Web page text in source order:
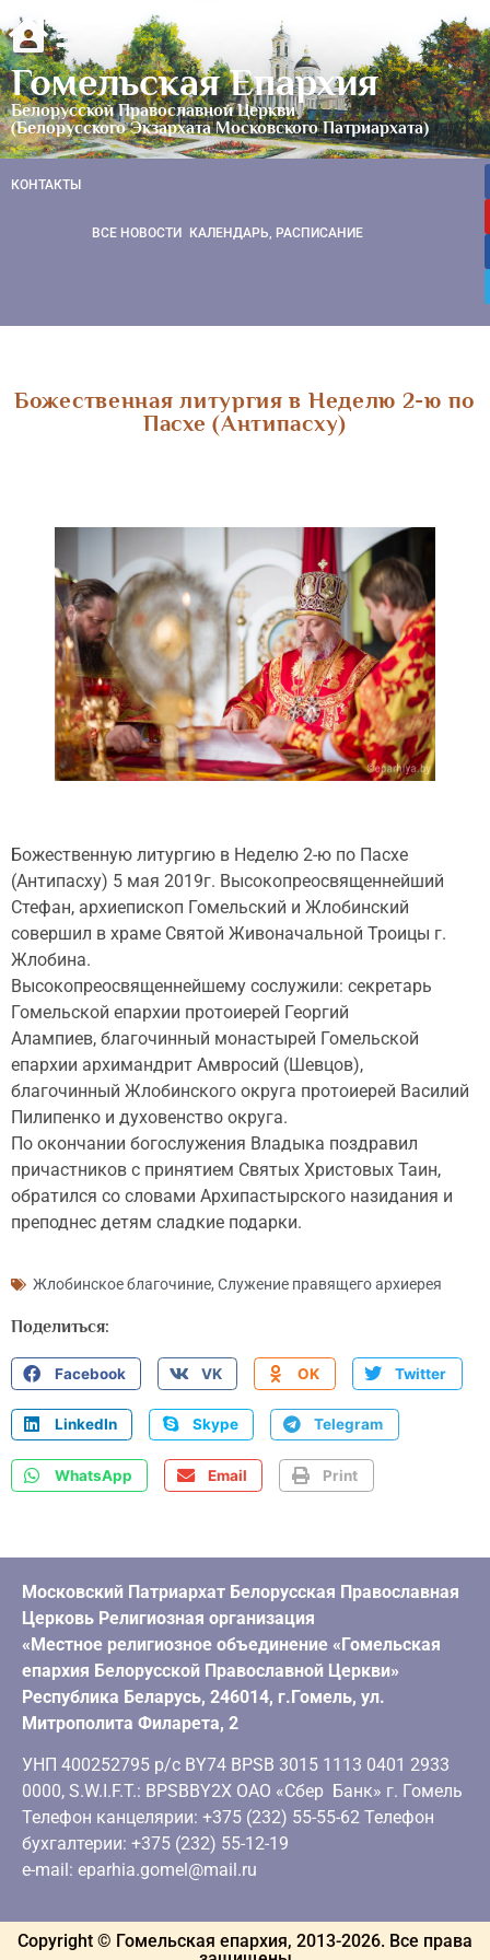
Гомельская Епархия
Белорусской Православной Церкви
(Белорусского Экзархата Московского Патриархата)
КОНТАКТЫ
ВСЕ НОВОСТИ КАЛЕНДАРЬ, РАСПИСАНИЕ
Божественная литургия в Неделю 2-ю по
Пасхе (Антипасху)
Божественную литургию в Неделю 2-ю по Пасхе
(Антипасху) 5 мая 2019г. Высокопреосвященнейший
Стефан, архиепископ Гомельский и Жлобинский
совершил в храме Святой Живоначальной Троицы г.
Жлобина.
Высокопреосвященнейшему сослужили: секретарь
Гомельской епархии протоиерей Георгий
Алампиев, благочинный монастырей Гомельской
епархии архимандрит Амвросий (Шевцов),
благочинный Жлобинского округа протоиерей Василий
Пилипенко и духовенство округа.
По окончании богослужения Владыка поздравил
причастников с принятием Святых Христовых Таин,
обратился со словами Архипастырского назидания и
преподнес детям сладкие подарки.
Жлобинское благочиние, Служение правящего архиерея
Поделиться:
Facebook VK OK Twitter
LinkedIn Skype Telegram
WhatsApp Email Print
Московский Патриархат Белорусская Православная
Церковь Религиозная организация
«Местное религиозное объединение «Гомельская
епархия Белорусской Православной Церкви»
Республика Беларусь, 246014, г.Гомель, ул.
Митрополита Филарета, 2
УНП 400252795 р/с BY74 BPSB 3015 1113 0401 2933
0000, S.W.I.F.T.: BPSBBY2X ОАО «Сбер Банк» г. Гомель
Телефон канцелярии: +375 (232) 55-55-62 Телефон
бухгалтерии: +375 (232) 55-12-19
e-mail: eparhia.gomel@mail.ru
Copyright © Гомельская епархия, 2013-2026. Все права